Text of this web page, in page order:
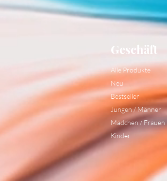
Geschäft
Alle Produkte
Neu
Bestseller
Jungen / Männer
Mädchen / Frauen
Kinder